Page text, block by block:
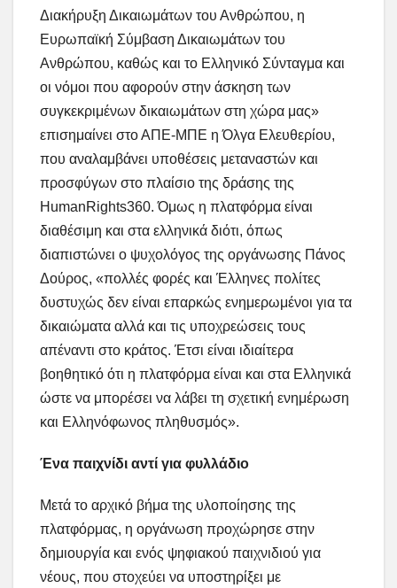
Διακήρυξη Δικαιωμάτων του Ανθρώπου, η
Ευρωπαϊκή Σύμβαση Δικαιωμάτων του
Ανθρώπου, καθώς και το Ελληνικό Σύνταγμα και
οι νόμοι που αφορούν στην άσκηση των
συγκεκριμένων δικαιωμάτων στη χώρα μας»
επισημαίνει στο ΑΠΕ-ΜΠΕ η Όλγα Ελευθερίου,
που αναλαμβάνει υποθέσεις μεταναστών και
προσφύγων στο πλαίσιο της δράσης της
HumanRights360. Όμως η πλατφόρμα είναι
διαθέσιμη και στα ελληνικά διότι, όπως
διαπιστώνει ο ψυχολόγος της οργάνωσης Πάνος
Δούρος, «πολλές φορές και Έλληνες πολίτες
δυστυχώς δεν είναι επαρκώς ενημερωμένοι για τα
δικαιώματα αλλά και τις υποχρεώσεις τους
απέναντι στο κράτος. Έτσι είναι ιδιαίτερα
βοηθητικό ότι η πλατφόρμα είναι και στα Ελληνικά
ώστε να μπορέσει να λάβει τη σχετική ενημέρωση
και Ελληνόφωνος πληθυσμός».
Ένα παιχνίδι αντί για φυλλάδιο
Μετά το αρχικό βήμα της υλοποίησης της
πλατφόρμας, η οργάνωση προχώρησε στην
δημιουργία και ενός ψηφιακού παιχνιδιού για
νέους, που στοχεύει να υποστηρίξει με